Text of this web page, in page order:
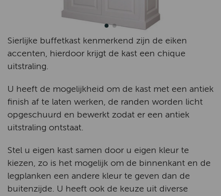
Sierlijke buffetkast kenmerkend zijn de eiken
accenten, hierdoor krijgt de kast een chique
uitstraling.
U heeft de mogelijkheid om de kast met een antiek
finish af te laten werken, de randen worden licht
opgeschuurd en bewerkt zodat er een antiek
uitstraling ontstaat.
Stel u eigen kast samen door u eigen kleur te
kiezen, zo is het mogelijk om de binnenkant en de
legplanken een andere kleur te geven dan de
buitenzijde. U heeft ook de keuze uit diverse